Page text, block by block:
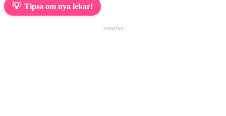
💡 Tipsa om nya lekar!
ANNONS